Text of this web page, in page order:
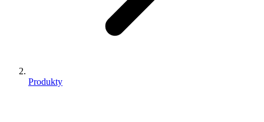
Produkty